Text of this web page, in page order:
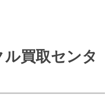
買取センタ